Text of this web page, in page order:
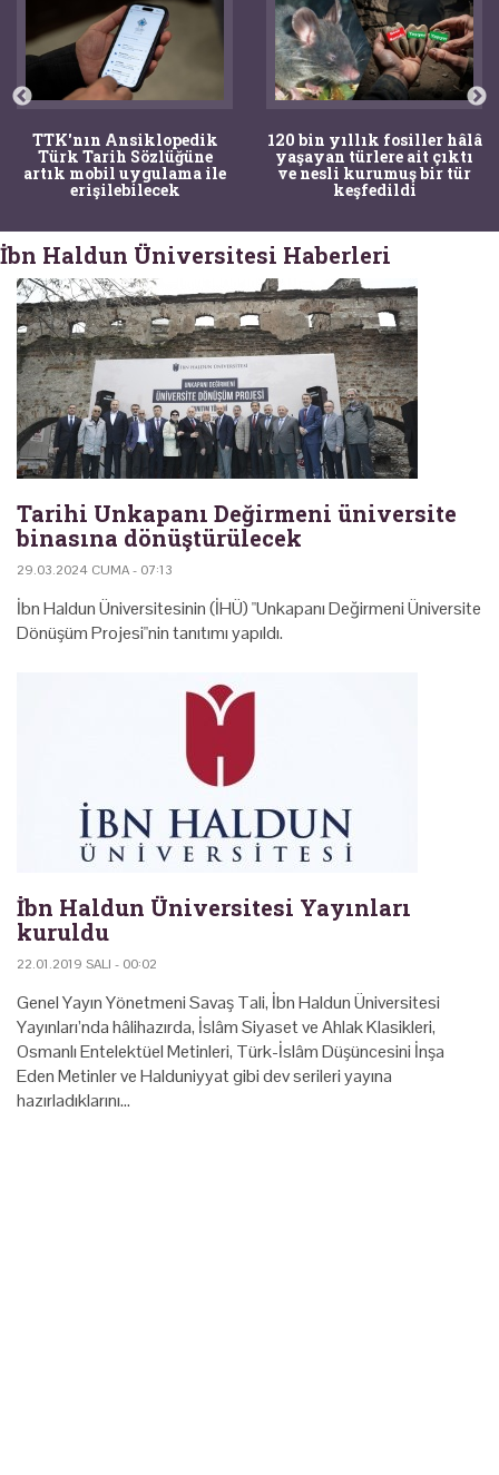
TTK'nın Ansiklopedik
Türk Tarih Sözlüğüne
artık mobil uygulama ile
erişilebilecek
120 bin yıllık fosiller hâlâ
yaşayan türlere ait çıktı
ve nesli kurumuş bir tür
keşfedildi
İbn Haldun Üniversitesi Haberleri
Tarihi Unkapanı Değirmeni üniversite
binasına dönüştürülecek
29.03.2024 CUMA - 07:13
İbn Haldun Üniversitesinin (İHÜ) "Unkapanı Değirmeni Üniversite
Dönüşüm Projesi"nin tanıtımı yapıldı.
İbn Haldun Üniversitesi Yayınları
kuruldu
22.01.2019 SALI - 00:02
Genel Yayın Yönetmeni Savaş Tali, İbn Haldun Üniversitesi
Yayınları’nda hâlihazırda, İslâm Siyaset ve Ahlak Klasikleri,
Osmanlı Entelektüel Metinleri, Türk-İslâm Düşüncesini İnşa
Eden Metinler ve Halduniyyat gibi dev serileri yayına
hazırladıklarını…